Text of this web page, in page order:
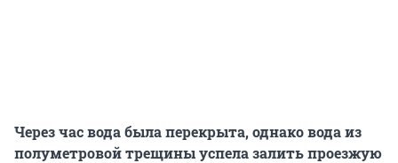
Через час вода была перекрыта, однако вода из
полуметровой трещины успела залить проезжую